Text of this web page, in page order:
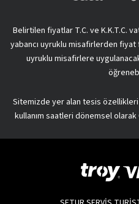
Belirtilen fiyatlar T.C. ve K.K.T.C.
yabancı uyruklu misafirlerden fiyat
uyruklu misafirlere
Sitemizde yer alan tesis
kullanım saatleri dönemsel